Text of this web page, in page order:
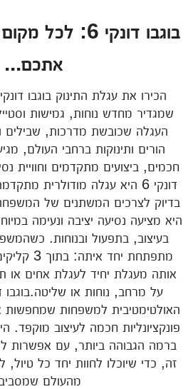
בוגבו דונקי 6:
אתכם...
שמגדיר מחדש נוחות, גמישות
העגלה שכובשת מדרכות, שבילים
הורים ותינוקות ברחבי העולם,
חכמים, ביצועים מתקדמים וחוויית
דונקי 6 היא עגלה מודולרית
בדיוק לצרכים המשתנים של
היא מציעה נסיעה יציבה ונעימה
בעיצוב, בתפעול ובנוחות.
מתפתחת
אותה מעגלת יחיד לעגלת אחים או
האולטימטיבית למשפחות שמחפשות
פונקציונליות חכמה לעיצוב מוקפד.
ברמה הגבוהה ביותר, עם אפשרות
זה, כדי שיוכלו לחוות יחד כל
מהעולם